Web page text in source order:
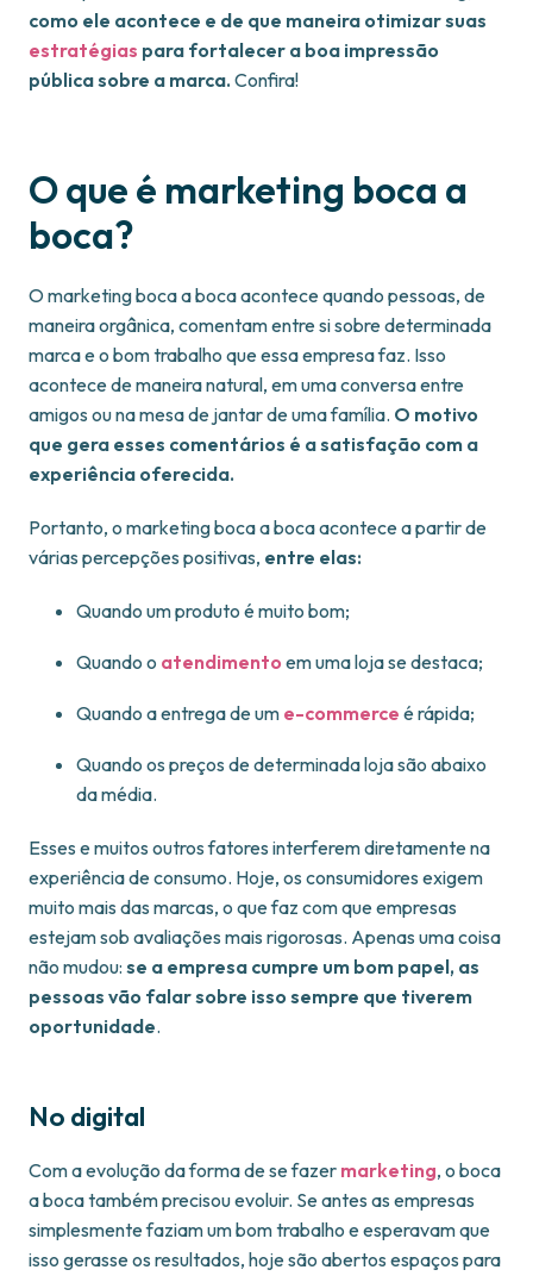
como ele acontece e de que maneira otimizar suas
estratégias para fortalecer a boa impressão
pública sobre a marca. Confira!
O que é marketing boca a
boca?
O marketing boca a boca acontece quando pessoas, de
maneira orgânica, comentam entre si sobre determinada
marca e o bom trabalho que essa empresa faz. Isso
acontece de maneira natural, em uma conversa entre
amigos ou na mesa de jantar de uma família. O motivo
que gera esses comentários é a satisfação com a
experiência oferecida.
Portanto, o marketing boca a boca acontece a partir de
várias percepções positivas, entre elas:
Quando um produto é muito bom;
Quando o atendimento em uma loja se destaca;
Quando a entrega de um e-commerce é rápida;
Quando os preços de determinada loja são abaixo
da média.
Esses e muitos outros fatores interferem diretamente na
experiência de consumo. Hoje, os consumidores exigem
muito mais das marcas, o que faz com que empresas
estejam sob avaliações mais rigorosas. Apenas uma coisa
não mudou: se a empresa cumpre um bom papel, as
pessoas vão falar sobre isso sempre que tiverem
oportunidade.
No digital
Com a evolução da forma de se fazer marketing, o boca
a boca também precisou evoluir. Se antes as empresas
simplesmente faziam um bom trabalho e esperavam que
isso gerasse os resultados, hoje são abertos espaços para